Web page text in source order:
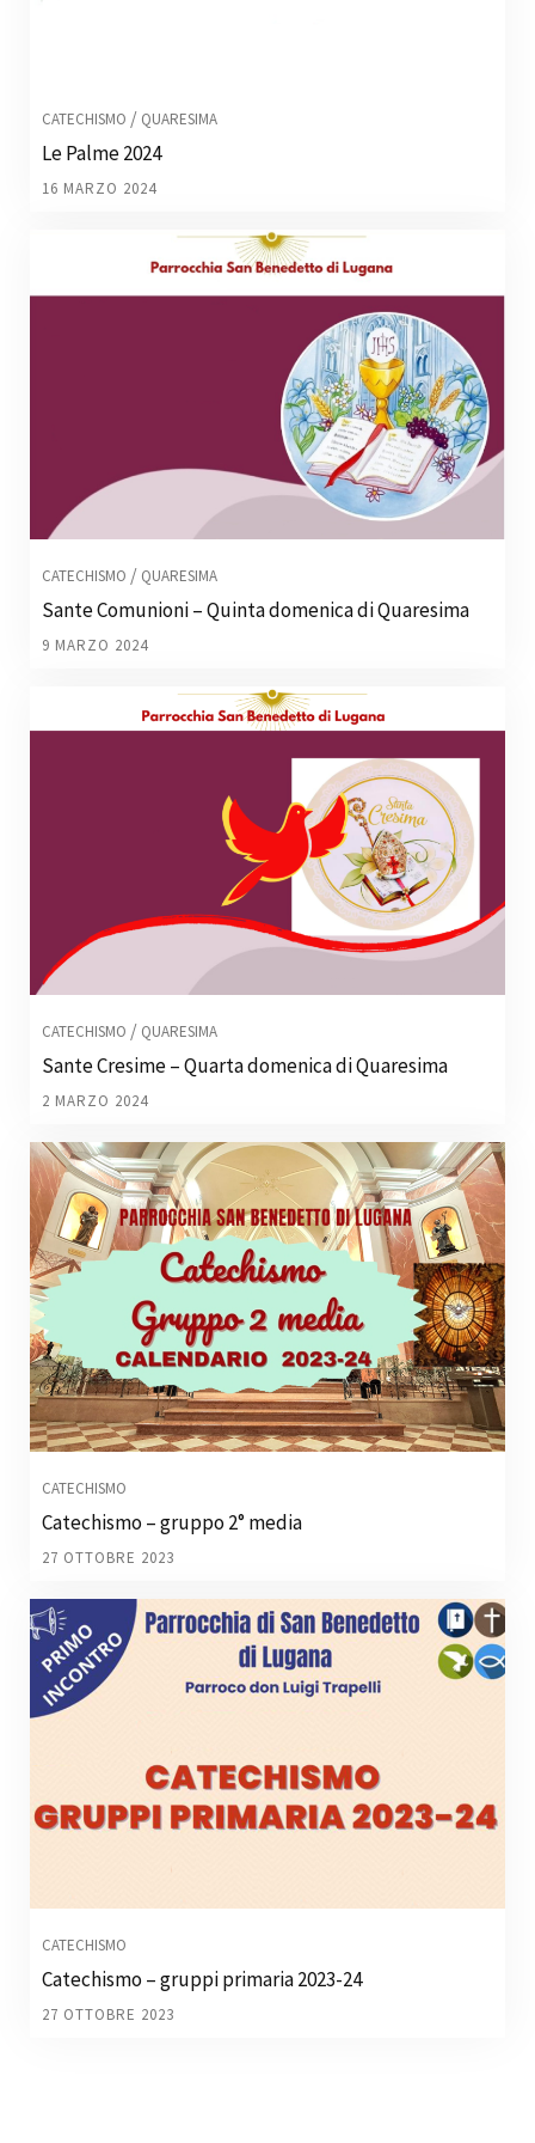
CATECHISMO / QUARESIMA
Le Palme 2024
16 MARZO 2024
CATECHISMO / QUARESIMA
Sante Comunioni – Quinta domenica di Quaresima
9 MARZO 2024
CATECHISMO / QUARESIMA
Sante Cresime – Quarta domenica di Quaresima
2 MARZO 2024
CATECHISMO
Catechismo – gruppo 2° media
27 OTTOBRE 2023
CATECHISMO
Catechismo – gruppi primaria 2023-24
27 OTTOBRE 2023